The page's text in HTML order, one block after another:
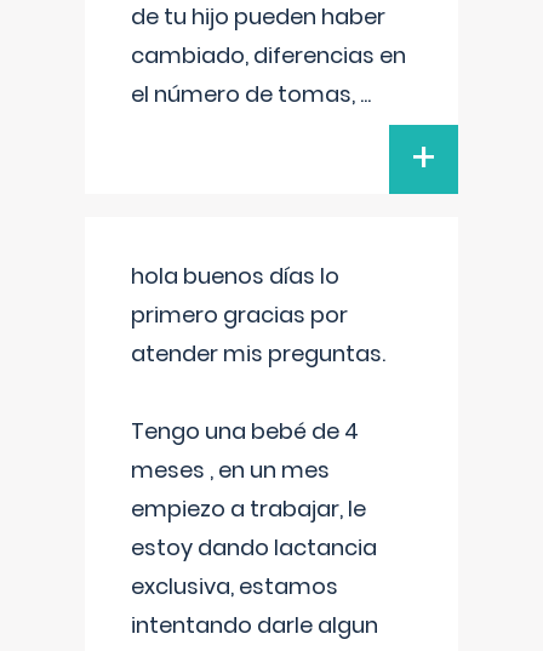
de tu hijo pueden haber
cambiado, diferencias en
el número de tomas, ...
+
hola buenos días lo
primero gracias por
atender mis preguntas.
Tengo una bebé de 4
meses , en un mes
empiezo a trabajar, le
estoy dando lactancia
exclusiva, estamos
intentando darle algun